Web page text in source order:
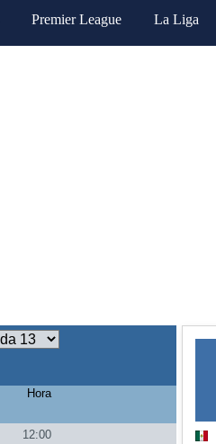
Premier League La Liga
Hora
12:00